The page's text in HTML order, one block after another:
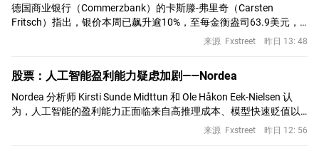
德国商业银行（Commerzbank）的卡斯滕-弗里奇（Carsten
Fritsch）指出，银价本周已飙升逾10%，至每金衡盎司63.9美元，
创下自6月下旬以来的最高水平，并将金银比拉回70下方。
来源 Fxstreet 昨日 13: 48
股票：人工智能盈利能力疑虑加剧——Nordea
Nordea 分析师 Kirsti Sunde Midttun 和 Ole Håkon Eek-Nielsen 认
为，人工智能的盈利能力正面临来自高推理成本、模型快速贬值以
及免费和开源替代方案日益激烈竞争的结构性压力。
来源 Fxstreet 昨日 12: 56